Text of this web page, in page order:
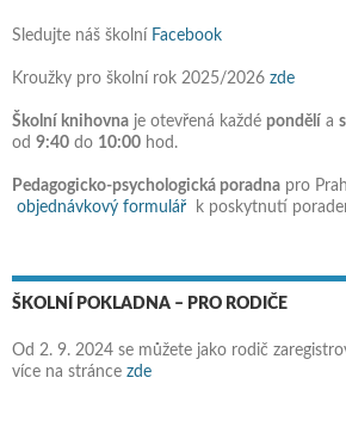
Sledujte náš školní Facebook
Kroužky pro školní rok 2025/2026 zde
Školní knihovna je otevřená každé pondělí a
od 9:40 do 10:00 hod.
Pedagogicko-psychologická poradna pro
objednávkový formulář k poskytnutí
ŠKOLNÍ POKLADNA – PRO RODIČE
Od 2. 9. 2024 se můžete jako rodič
více na stránce zde